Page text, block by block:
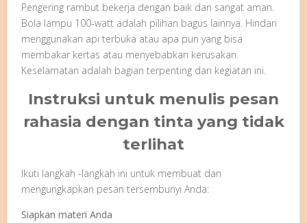
Pengering rambut bekerja dengan baik dan sangat aman.
Bola lampu 100-watt adalah pilihan bagus lainnya. Hindari
menggunakan api terbuka atau apa pun yang bisa
membakar kertas atau menyebabkan kerusakan.
Keselamatan adalah bagian terpenting dari kegiatan ini.
Instruksi untuk menulis pesan
rahasia dengan tinta yang tidak
terlihat
Ikuti langkah -langkah ini untuk membuat dan
mengungkapkan pesan tersembunyi Anda:
Siapkan materi Anda